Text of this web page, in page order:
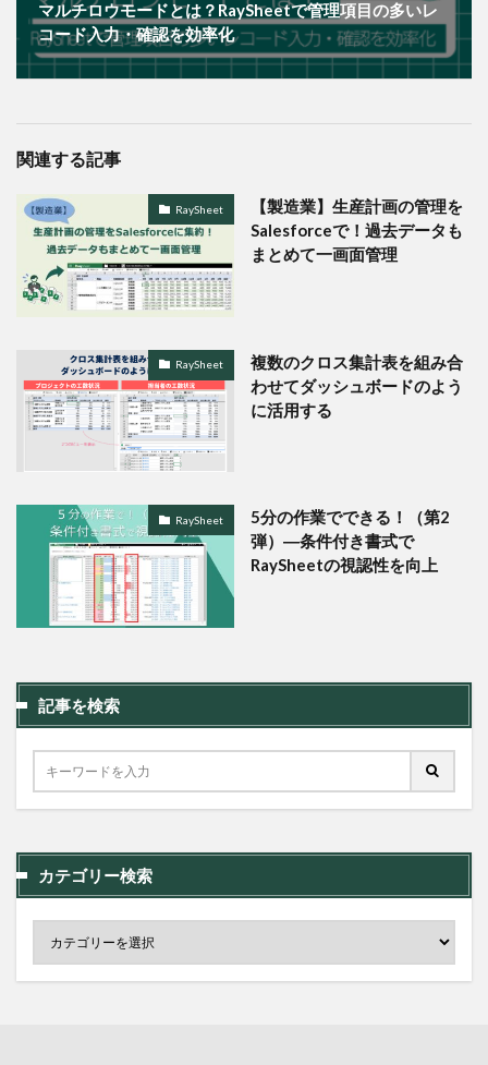
マルチロウモードとは？RaySheetで管理項目の多いレ
コード入力・確認を効率化
関連する記事
RaySheet
【製造業】生産計画の管理を
Salesforceで！過去データも
まとめて一画面管理
RaySheet
複数のクロス集計表を組み合
わせてダッシュボードのよう
に活用する
RaySheet
5分の作業でできる！（第2
弾）―条件付き書式で
RaySheetの視認性を向上
記事を検索
カテゴリー検索